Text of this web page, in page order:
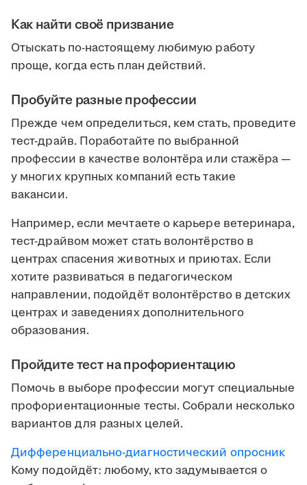
Как найти своё призвание
Отыскать по-настоящему любимую работу
проще, когда есть план действий.
Пробуйте разные профессии
Прежде чем определиться, кем стать, проведите
тест-драйв. Поработайте по выбранной
профессии в качестве волонтёра или стажёра —
у многих крупных компаний есть такие
вакансии.
Например, если мечтаете о карьере ветеринара,
тест-драйвом может стать волонтёрство в
центрах спасения животных и приютах. Если
хотите развиваться в педагогическом
направлении, подойдёт волонтёрство в детских
центрах и заведениях дополнительного
образования.
Пройдите тест на профориентацию
Помочь в выборе профессии могут специальные
профориентационные тесты. Собрали несколько
вариантов для разных целей.
Дифференциально-диагностический опросник
Кому подойдёт: любому, кто задумывается о